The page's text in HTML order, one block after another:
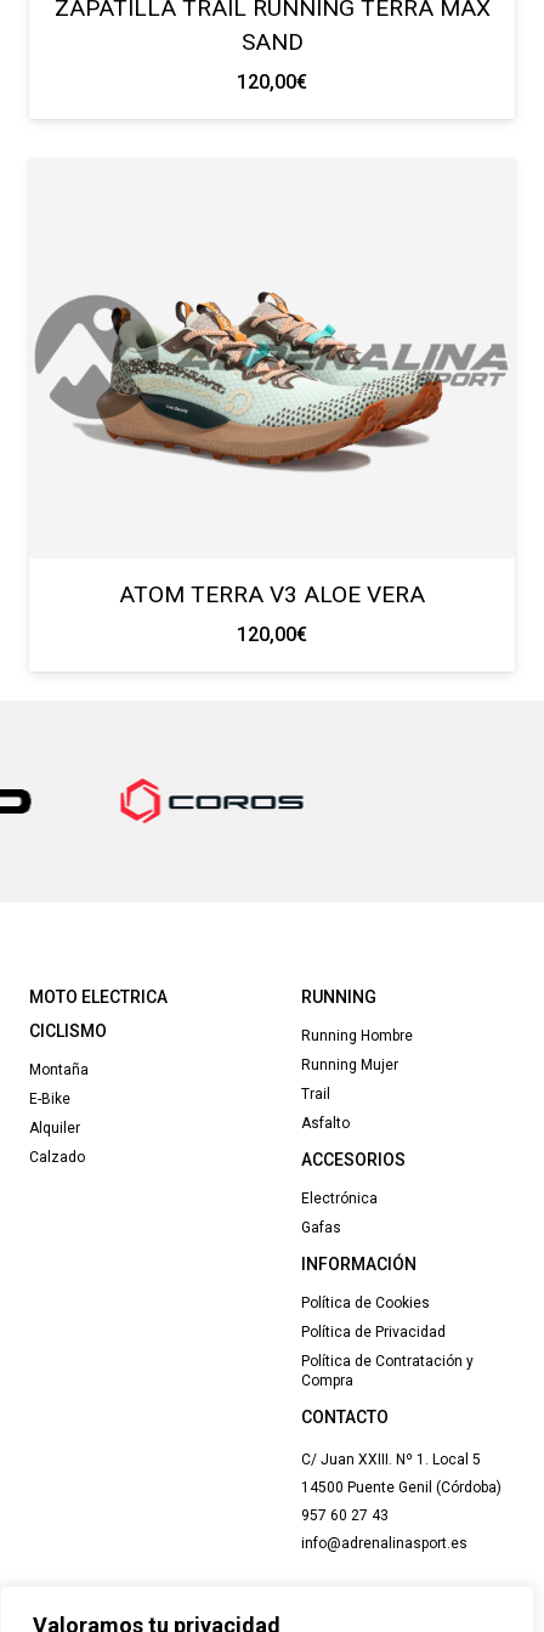
Valoramos tu privacidad
ZAPATILLA TRAIL RUNNING TERRA MAX
SAND
120,00€
ATOM TERRA V3 ALOE VERA
120,00€
MOTO ELECTRICA
CICLISMO
Montaña
E-Bike
Alquiler
Calzado
RUNNING
Running Hombre
Running Mujer
Trail
Asfalto
ACCESORIOS
Electrónica
Gafas
INFORMACIÓN
Política de Cookies
Política de Privacidad
Política de Contratación y
Compra
CONTACTO
C/ Juan XXIII. Nº 1. Local 5
14500 Puente Genil (Córdoba)
957 60 27 43
info@adrenalinasport.es